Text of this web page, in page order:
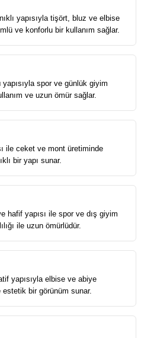
yapısıyla tişört, bluz ve elbise
ve konforlu bir kullanım sağlar.
spor ve günlük giyim
ve uzun ömür sağlar.
ile ceket ve mont üretiminde
bir yapı sunar.
hafif yapısı ile spor ve dış giyim
ile uzun ömürlüdür.
yapısıyla elbise ve abiye
estetik bir görünüm sunar.